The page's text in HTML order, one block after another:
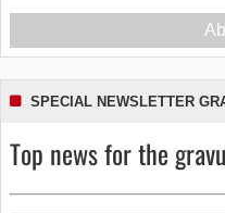
SPECIAL NEWSLETTER
Top news for the